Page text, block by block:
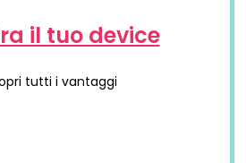
il tuo device
tutti i vantaggi